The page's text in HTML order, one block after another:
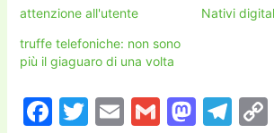
attenzione all'utente
Nativi
truffe telefoniche: non sono
più il giaguaro di una volta
F
T
E
G
M T